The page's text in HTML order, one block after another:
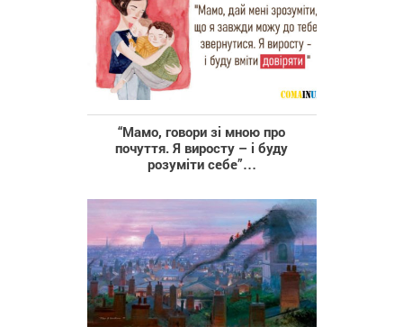
“Мамо, говори зі мною про
почуття. Я виросту – і буду
розуміти себе”…